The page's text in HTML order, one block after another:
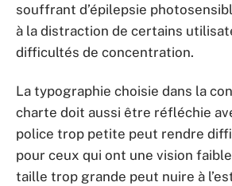
souffrant d’épilepsie
à la distraction de certains
difficultés de concentration.
La typographie choisie dans la
charte doit aussi être réfléchie
police trop petite peut rendre
pour ceux qui ont une vision
taille trop grande peut nuire à